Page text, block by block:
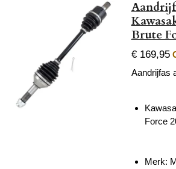
Brute
€ 169,95
Aandrijfas
Force
Merk: